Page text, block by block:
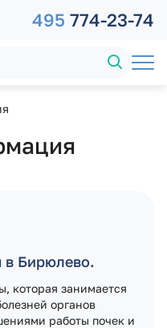
495 774-23-74
в Бирюлево.
которая занимается
органов
работы почек и